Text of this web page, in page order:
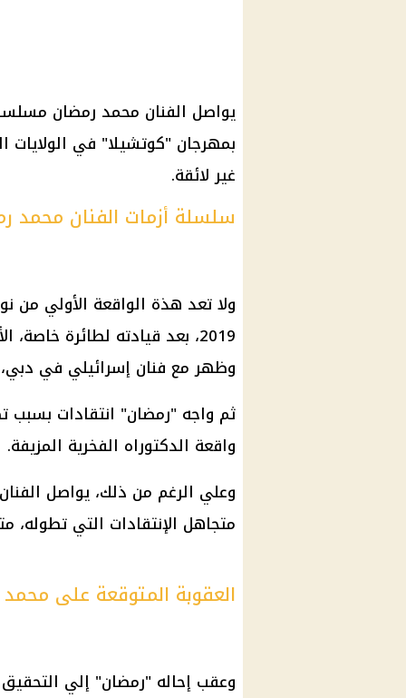
يواصل الفنان محمد رمضان
بمهرجان "كوتشيلا" في الولايات
غير لائقة.
سلسلة أزمات الفنان محمد
ولا تعد هذة الواقعة الأولي من
2019، بعد قيادته لطائرة
وظهر مع فنان إسرائيلي في دبي،
ثم واجه "رمضان" انتقادات بسبب
واقعة الدكتوراه الفخرية المزيفة.
وعلي الرغم من ذلك، يواصل
متجاهل الإنتقادات التي
العقوبة المتوقعة على
وعقب إحاله "رمضان" إلي